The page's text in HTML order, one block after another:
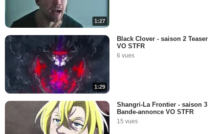
1:27
1:29
Black Clover - saison 2 Teaser
VO STFR
6 vues
Shangri-La Frontier - saison 3
Bande-annonce VO STFR
15 vues